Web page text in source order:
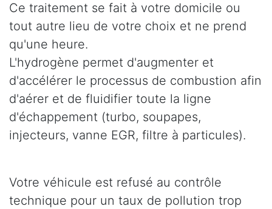
Ce traitement se fait à votre domicile ou
tout autre lieu de votre choix et ne prend
qu'une heure.
L'hydrogène permet d'augmenter et
d'accélérer le processus de combustion afin
d'aérer et de fluidifier toute la ligne
d'échappement (turbo, soupapes,
injecteurs, vanne EGR, filtre à particules).
Votre véhicule est refusé au contrôle
technique pour un taux de pollution trop